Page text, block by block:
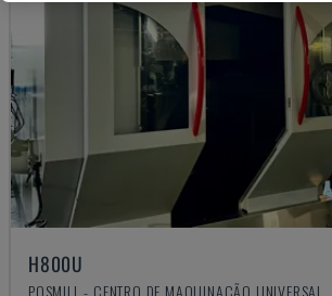
H800U
POSMILL - CENTRO DE MAQUINAÇÃO UNIVERSAL